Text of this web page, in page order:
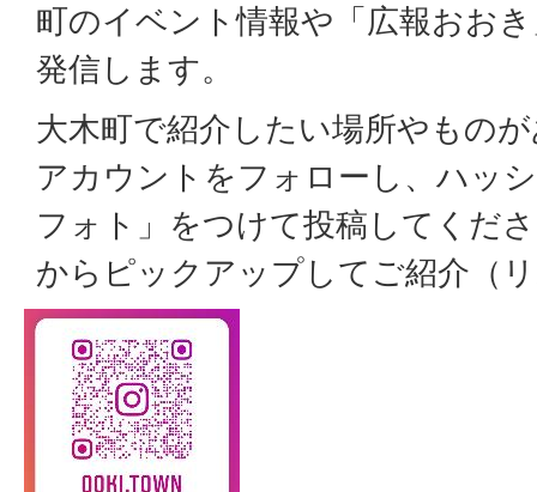
町のイベント情報や「広報おお
発信します。
大木町で紹介したい場所やもの
アカウントをフォローし、ハッ
フォト」をつけて投稿してくだ
からピックアップしてご紹介（